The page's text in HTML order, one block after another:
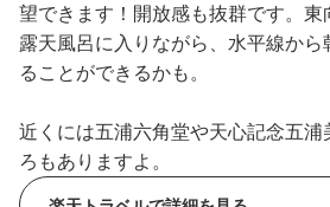
望できます！開放感も抜群です。
露天風呂に入りながら、水平線か
ることができるかも。
近くには五浦六角堂や天心記念五浦
ろもありますよ。